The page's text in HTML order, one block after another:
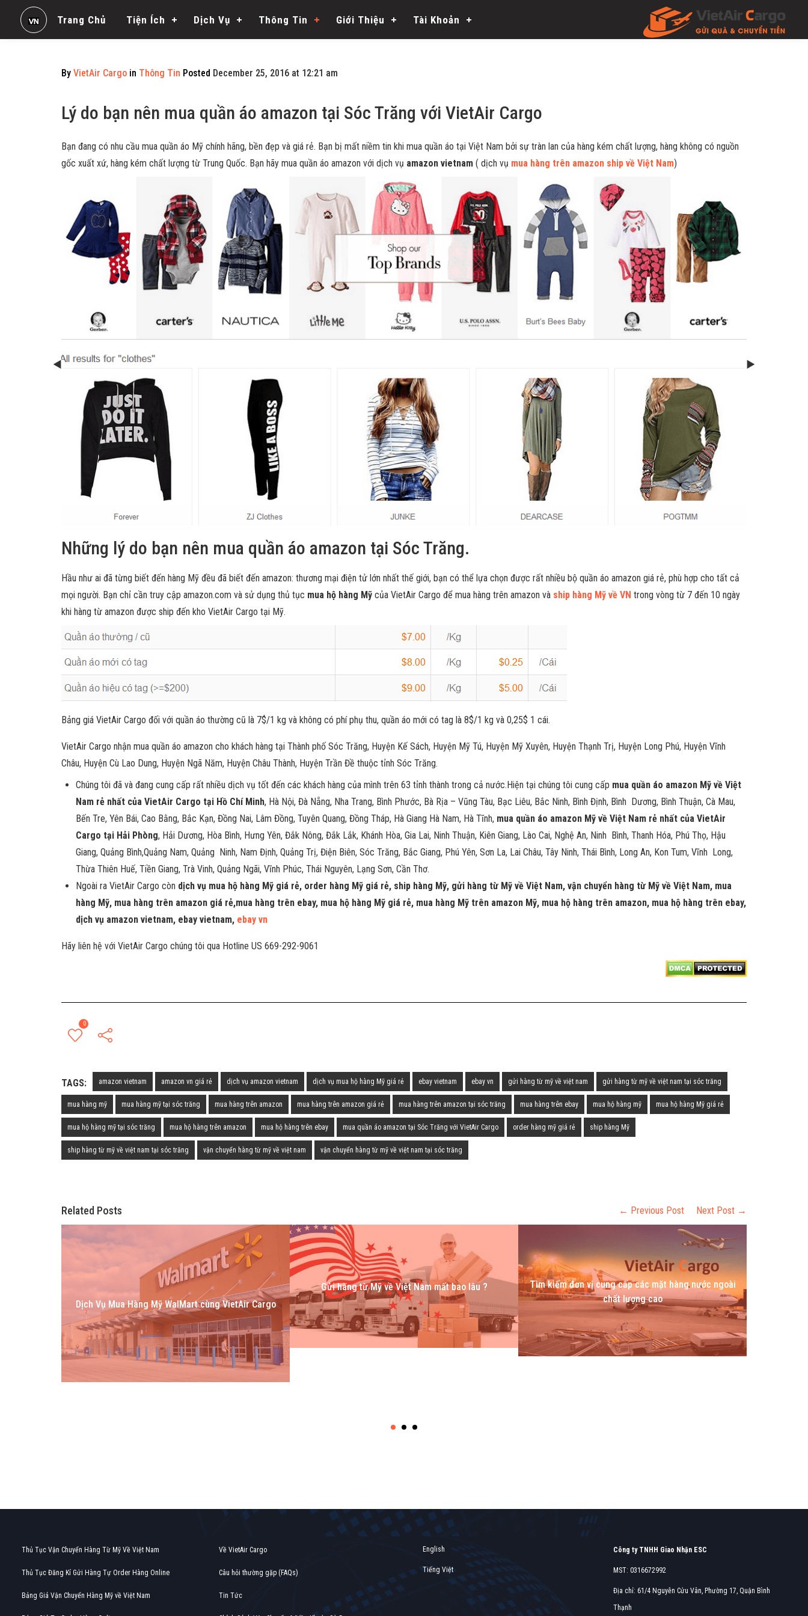
Trang Chủ Tiện Ích Dịch Vụ Thông Tin Giới Thiệu Tài Khoản
By VietAir Cargo in Thông Tin Posted December 25, 2016 at 12:21 am
Lý do bạn nên mua quần áo amazon tại Sóc Trăng với VietAir Cargo
Bạn đang có nhu cầu mua quần áo Mỹ chính hãng, bền đẹp và giá rẻ. Bạn bị mất niềm tin khi mua quần áo tại Việt Nam bởi sự tràn lan của hàng kém chất lượng, hàng không có nguồn
gốc xuất xứ, hàng kém chất lượng từ Trung Quốc. Bạn hãy mua quần áo amazon với dịch vụ amazon vietnam ( dịch vụ mua hàng trên amazon ship về Việt Nam)
Những lý do bạn nên mua quần áo amazon tại Sóc Trăng.
Hầu như ai đã từng biết đến hàng Mỹ đều đã biết đến amazon: thương mại điện tử lớn nhất thế giới, bạn có thể lựa chọn được rất nhiều bộ quần áo amazon giá rẻ, phù hợp cho tất cả
mọi người. Bạn chỉ cần truy cập amazon.com và sử dụng thủ tục mua hộ hàng Mỹ của VietAir Cargo để mua hàng trên amazon và ship hàng Mỹ về VN trong vòng từ 7 đến 10 ngày
khi hàng từ amazon được ship đến kho VietAir Cargo tại Mỹ.
Bảng giá VietAir Cargo đối với quần áo thường cũ là 7$/1 kg và không có phí phụ thu, quần áo mới có tag là 8$/1 kg và 0,25$ 1 cái.
VietAir Cargo nhận mua quần áo amazon cho khách hàng tại Thành phố Sóc Trăng, Huyện Kế Sách, Huyện Mỹ Tú, Huyện Mỹ Xuyên, Huyện Thạnh Trị, Huyện Long Phú, Huyện Vĩnh
Châu, Huyện Cù Lao Dung, Huyện Ngã Năm, Huyện Châu Thành, Huyện Trần Đề thuộc tỉnh Sóc Trăng.
Chúng tôi đã và đang cung cấp rất nhiều dịch vụ tốt đến các khách hàng của mình trên 63 tỉnh thành trong cả nước.Hiện tại chúng tôi cung cấp mua quần áo amazon Mỹ về Việt
Nam rẻ nhất của VietAir Cargo tại Hồ Chí Minh, Hà Nội, Đà Nẵng, Nha Trang, Bình Phước, Bà Rịa – Vũng Tàu, Bạc Liêu, Bắc Ninh, Bình Định, Bình Dương, Bình Thuận, Cà Mau,
Bến Tre, Yên Bái, Cao Bằng, Bắc Kạn, Đồng Nai, Lâm Đồng, Tuyên Quang, Đồng Tháp, Hà Giang Hà Nam, Hà Tĩnh, mua quần áo amazon Mỹ về Việt Nam rẻ nhất của VietAir
Cargo tại Hải Phòng, Hải Dương, Hòa Bình, Hưng Yên, Đắk Nông, Đắk Lắk, Khánh Hòa, Gia Lai, Ninh Thuận, Kiên Giang, Lào Cai, Nghệ An, Ninh Bình, Thanh Hóa, Phú Thọ, Hậu
Giang, Quảng Bình,Quảng Nam, Quảng Ninh, Nam Định, Quảng Trị, Điện Biên, Sóc Trăng, Bắc Giang, Phú Yên, Sơn La, Lai Châu, Tây Ninh, Thái Bình, Long An, Kon Tum, Vĩnh Long,
Thừa Thiên Huế, Tiền Giang, Trà Vinh, Quảng Ngãi, Vĩnh Phúc, Thái Nguyên, Lạng Sơn, Cần Thơ.
Ngoài ra VietAir Cargo còn dịch vụ mua hộ hàng Mỹ giá rẻ, order hàng Mỹ giá rẻ, ship hàng Mỹ, gửi hàng từ Mỹ về Việt Nam, vận chuyển hàng từ Mỹ về Việt Nam, mua
hàng Mỹ, mua hàng trên amazon giá rẻ,mua hàng trên ebay, mua hộ hàng Mỹ giá rẻ, mua hàng Mỹ trên amazon Mỹ, mua hộ hàng trên amazon, mua hộ hàng trên ebay,
dịch vụ amazon vietnam, ebay vietnam, ebay vn
Hãy liên hệ với VietAir Cargo chúng tôi qua Hotline US 669-292-9061
0
TAGS: amazon vietnam amazon vn giá rẻ dịch vụ amazon vietnam dịch vụ mua hộ hàng Mỹ giá rẻ ebay vietnam ebay vn gửi hàng từ mỹ về việt nam gửi hàng từ mỹ về việt nam tại sóc trăng
mua hàng mỹ mua hàng mỹ tại sóc trăng mua hàng trên amazon mua hàng trên amazon giá rẻ mua hàng trên amazon tại sóc trăng mua hàng trên ebay mua hộ hàng mỹ mua hộ hàng Mỹ giá rẻ
mua hộ hàng mỹ tại sóc trăng mua hộ hàng trên amazon mua hộ hàng trên ebay mua quần áo amazon tại Sóc Trăng với VietAir Cargo order hàng mỹ giá rẻ ship hàng Mỹ
ship hàng từ mỹ về việt nam tại sóc trăng vận chuyển hàng từ mỹ về việt nam vận chuyển hàng từ mỹ về việt nam tại sóc trăng
Related Posts ← Previous Post Next Post →
Dịch Vụ Mua Hàng Mỹ WalMart cùng VietAir Cargo
Gửi hàng từ Mỹ về Việt Nam mất bao lâu ?
Tìm kiếm đơn vị cung cấp các mặt hàng nước ngoài
chất lượng cao
Thủ Tục Vận Chuyển Hàng Từ Mỹ Về Việt Nam
Thủ Tục Đăng Kí Gửi Hàng Tự Order Hàng Online
Bảng Giá Vận Chuyển Hàng Mỹ về Việt Nam
Về VietAir Cargo
Câu hỏi thường gặp (FAQs)
Tin Tức
English
Tiếng Việt
Công ty TNHH Giao Nhận ESC
MST: 0316672992
Địa chỉ: 61/4 Nguyễn Cửu Vân, Phường 17, Quận Bình
Thạnh